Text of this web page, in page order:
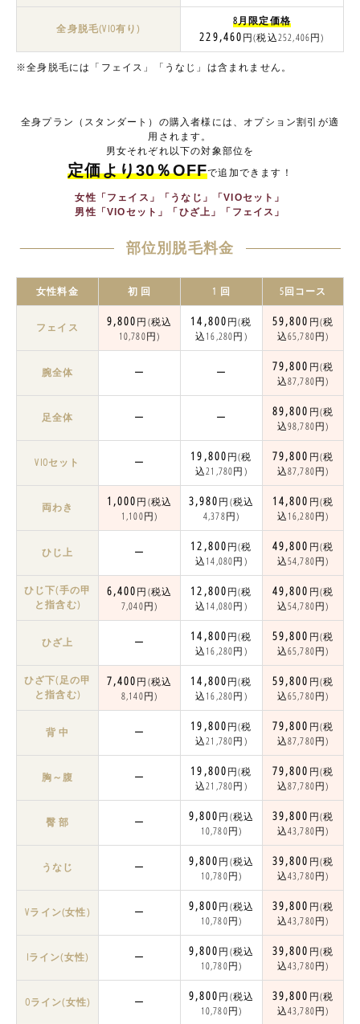
全身脱毛(VIO有り)
8月限定価格
229,460円(税込252,406円)
※全身脱毛には「フェイス」「うなじ」は含まれません。
全身プラン（スタンダート）の購入者様には、オプション割引が適
用されます。
男女それぞれ以下の対象部位を
定価より30％OFFで追加できます！
女性「フェイス」「うなじ」「VIOセット」
男性「VIOセット」「ひざ上」「フェイス」
部位別脱毛料金
女性料金 初 回 1 回 5回コース
フェイス 9,800円(税込
10,780円)
14,800円(税
込16,280円)
59,800 円(税
込65,780円)
腕全体 ー ー 79,800 円(税
込87,780円)
足全体 ー ー 89,800 円(税
込98,780円)
VIOセット ー 19,800円(税
込21,780円)
79,800 円(税
込87,780円)
両わき 1,000円(税込
1,100円)
3,980円(税込
4,378円)
14,800 円(税
込16,280円)
ひじ上 ー 12,800円(税
込14,080円)
49,800 円(税
込54,780円)
ひじ下(手の甲
と指含む)
6,400円(税込
7,040円)
12,800円(税
込14,080円)
49,800 円(税
込54,780円)
ひざ上 ー 14,800円(税
込16,280円)
59,800 円(税
込65,780円)
ひざ下(足の甲
と指含む)
7,400円(税込
8,140円)
14,800円(税
込16,280円)
59,800 円(税
込65,780円)
背 中 ー 19,800円(税
込21,780円)
79,800 円(税
込87,780円)
胸～腹 ー 19,800円(税
込21,780円)
79,800 円(税
込87,780円)
臀 部 ー 9,800円(税込
10,780円)
39,800 円(税
込43,780円)
うなじ ー 9,800円(税込
10,780円)
39,800 円(税
込43,780円)
Vライン(女性) ー 9,800円(税込
10,780円)
39,800 円(税
込43,780円)
Iライン(女性) ー 9,800円(税込
10,780円)
39,800 円(税
込43,780円)
Oライン(女性) ー 9,800円(税込
10,780円)
39,800 円(税
込43,780円)